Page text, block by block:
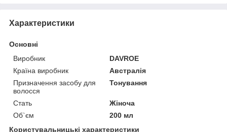
Характеристики
Основні
Виробник
DAVROE
Країна виробник
Австралія
Призначення засобу для
волосся
Тонування
Стать
Жіноча
Об`єм
200 мл
Користувальницькі характеристики